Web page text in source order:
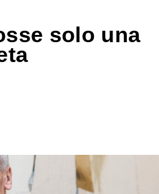
solo una